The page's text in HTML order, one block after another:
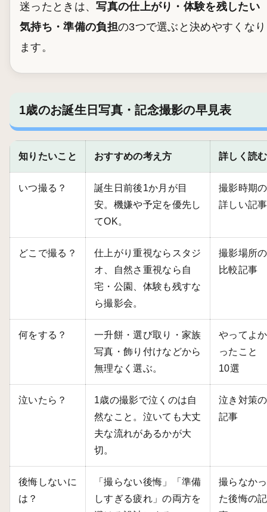
迷ったときは、写真の仕上がり・体験を残したい
気持ち・準備の負担の3つで選ぶと決めやすくなり
ます。
1歳のお誕生日写真・記念撮影の早見表
知りたいこと おすすめの考え方 詳しく読む
いつ撮る？
誕生日前後1か月が目
安。機嫌や予定を優先し
てOK。
撮影時期の
詳しい記事
どこで撮る？
仕上がり重視ならスタジ
オ、自然さ重視なら自
宅・公園、体験も残すな
ら撮影会。
撮影場所の
比較記事
何をする？
一升餅・選び取り・家族
写真・飾り付けなどから
無理なく選ぶ。
やってよか
ったこと
10選
泣いたら？
1歳の撮影で泣くのは自
然なこと。泣いても大丈
夫な流れがあるかが大
切。
泣き対策の
記事
後悔しないに
は？
「撮らない後悔」「準備
しすぎる疲れ」の両方を
撮らなかっ
た後悔の記